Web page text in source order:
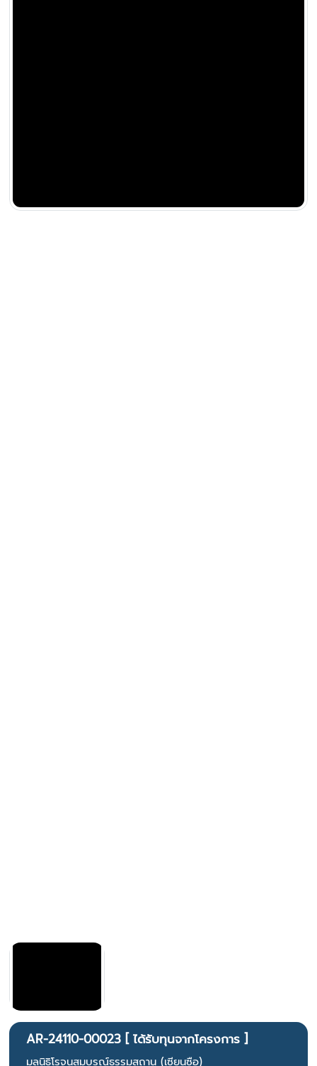
AR-24110-00023 [ ได้รับทุนจากโครงการ ]
มูลนิธิโรจนสมบูรณ์ธรรมสถาน (เซียนซือ)